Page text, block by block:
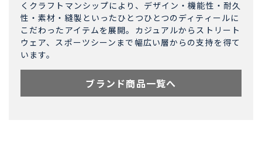
くクラフトマンシップにより、デザイン・機能性・耐久
性・素材・縫製といったひとつひとつのディティールに
こだわったアイテムを展開。カジュアルからストリート
ウェア、スポーツシーンまで幅広い層からの支持を得て
います。
ブランド商品一覧へ